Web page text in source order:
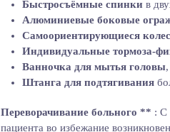
Быстросъёмные спинки в
Алюминиевые боковые
Самоориентирующиеся
Индивидуальные тормоза-
Ванночка для мытья головы
Штанга для подтягивания
Переворачивание больного ** : С
пациента во избежание